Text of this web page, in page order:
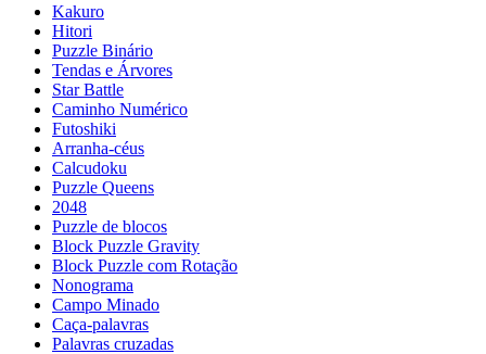
Kakuro
Hitori
Puzzle Binário
Tendas e Árvores
Star Battle
Caminho Numérico
Futoshiki
Arranha-céus
Calcudoku
Puzzle Queens
2048
Puzzle de blocos
Block Puzzle Gravity
Block Puzzle com Rotação
Nonograma
Campo Minado
Caça-palavras
Palavras cruzadas